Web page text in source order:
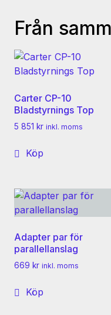
Från
Carter CP-10
Bladstyrnings Top
5 851 kr inkl. moms
Köp
Adapter par för
parallellanslag
669 kr inkl. moms
Köp